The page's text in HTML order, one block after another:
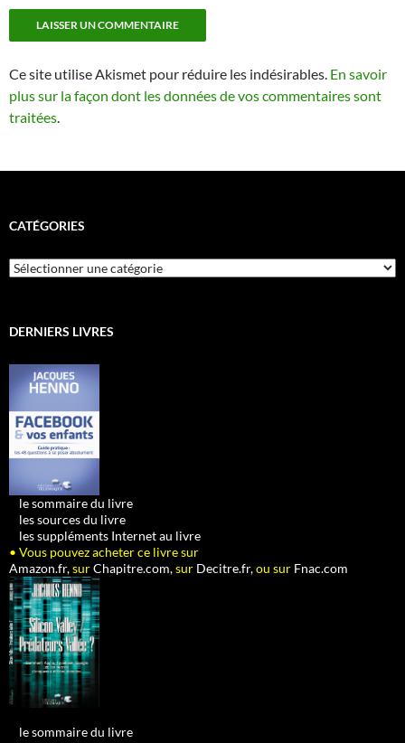
Ce site utilise Akismet pour réduire les indésirables. En savoir
plus sur la façon dont les données de vos commentaires sont
traitées.
CATÉGORIES
Catégories
DERNIERS LIVRES
le sommaire du livre
les sources du livre
les suppléments Internet au livre
• Vous pouvez acheter ce livre sur
Amazon.fr,surChapitre.com,sur Decitre.fr,ou sur Fnac.com
le sommaire du livre